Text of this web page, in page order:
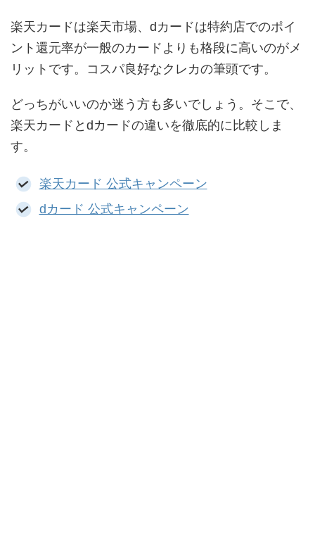
楽天カードは楽天市場、dカードは特約店でのポイ
ント還元率が一般のカードよりも格段に高いのがメ
リットです。コスパ良好なクレカの筆頭です。
どっちがいいのか迷う方も多いでしょう。そこで、
楽天カードとdカードの違いを徹底的に比較しま
す。
楽天カード 公式キャンペーン
dカード 公式キャンペーン